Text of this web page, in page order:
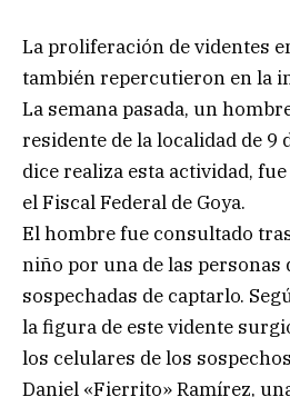
La proliferación de videntes
también repercutieron en la
La semana pasada, un
residente de la localidad de 9
dice realiza esta actividad,
el Fiscal Federal de Goya.
El hombre fue consultado
niño por una de las personas
sospechadas de captarlo.
la figura de este vidente
los celulares de los
Daniel «Fierrito» Ramírez,